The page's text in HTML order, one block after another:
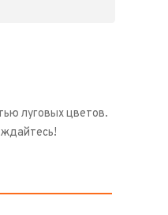
луговых цветов.